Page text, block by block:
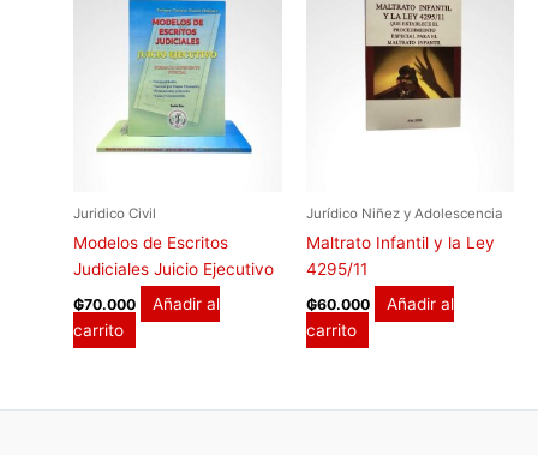
Juridico Civil
Modelos de Escritos
Judiciales Juicio Ejecutivo
₲70.000
Añadir al
carrito
Jurídico Niñez y Adolescencia
Maltrato Infantil y la Ley
4295/11
₲60.000
Añadir al
carrito